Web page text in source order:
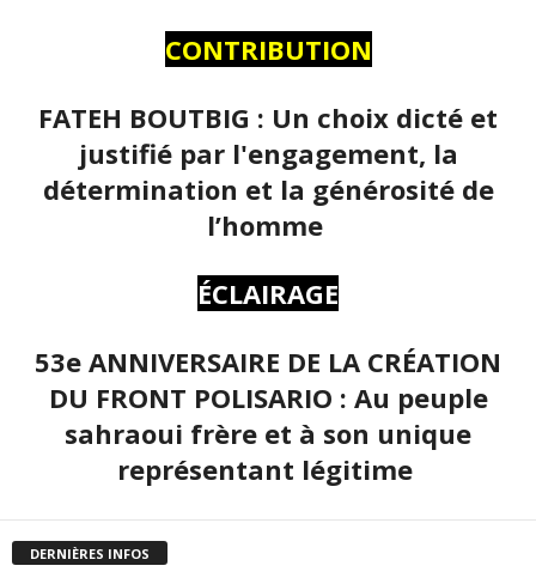
CONTRIBUTION
FATEH BOUTBIG : Un choix dicté et
justifié par l'engagement, la
détermination et la générosité de
l’homme
ÉCLAIRAGE
53e ANNIVERSAIRE DE LA CRÉATION
DU FRONT POLISARIO : Au peuple
sahraoui frère et à son unique
représentant légitime
DERNIÈRES INFOS